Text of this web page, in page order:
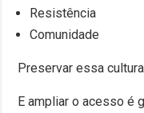
Resistência
Comunidade
Preservar essa
E ampliar o acesso é